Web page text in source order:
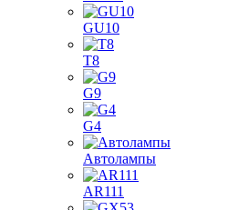
GU10
T8
G9
G4
Автолампы
AR111